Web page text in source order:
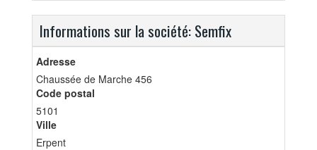
Informations sur la société: Semfix
Adresse
Chaussée de Marche 456
Code postal
5101
Ville
Erpent